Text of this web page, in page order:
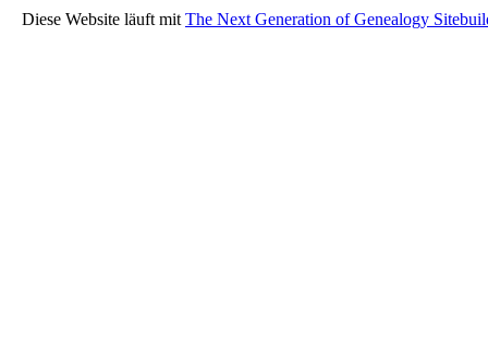
Diese Website läuft mit The Next Generation of Genealogy